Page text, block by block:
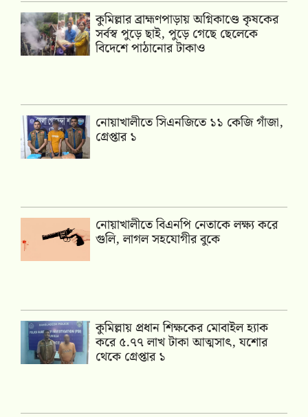
কুমিল্লার ব্রাহ্মণপাড়ায় অগ্নিকাণ্ডে কৃষকের
সর্বস্ব পুড়ে ছাই, পুড়ে গেছে ছেলেকে
বিদেশে পাঠানোর টাকাও
নোয়াখালীতে সিএনজিতে ১১ কেজি গাঁজা,
গ্রেপ্তার ১
নোয়াখালীতে বিএনপি নেতাকে লক্ষ্য করে
গুলি, লাগল সহযোগীর বুকে
কুমিল্লায় প্রধান শিক্ষকের মোবাইল হ্যাক
করে ৫.৭৭ লাখ টাকা আত্মসাৎ, যশোর
থেকে গ্রেপ্তার ১